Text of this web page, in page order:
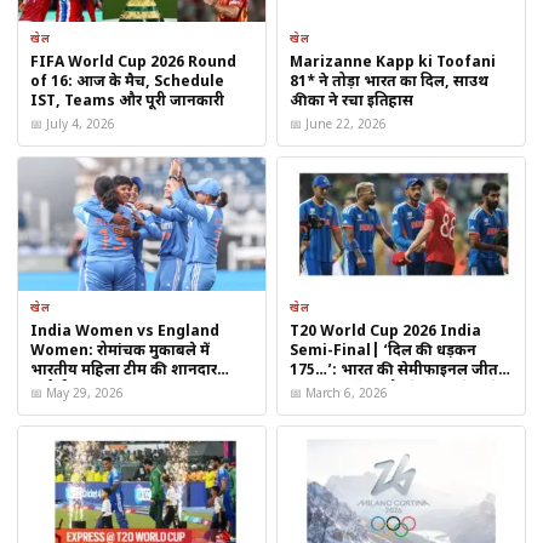
लेकिन क्रिकेट इतिहास गवाह है कि
T20 फॉर्मेट में किसी भी टीम को हल्के में लेना भारी पड़ सकता है।
विशेषज्ञों का कहना है कि:
नए और उभरते क्रिकेटिंग देशों के पास खोने को कुछ नहीं होता
वे बिना दबाव के आक्रामक खेल दिखाते हैं
यही चीज़ बड़ी टीमों के लिए खतरा बन जाती है
T20 वर्ल्ड कप में USA बन सकता है डार्क हॉर्स?
क्रिकेट एक्सपर्ट्स मानते हैं कि T20 World Cup 2026में अमेरिका एक
डार्क हॉर्सकी भूमिका निभा सकता है।
घरेलू परिस्थितियों का फायदा
नई क्रिकेट संस्कृति और प्रोफेशनल अप्रोच
खेल
FIFA World Cup 2026 Round
of 16: आज के मैच, Schedule
IST, Teams और पूरी जानकारी
📅 July 4, 2026
खेल
Marizanne Kapp ki Toofani
81* ने तोड़ा भारत का दिल, साउथ
अफ्रीका ने रचा इतिहास
📅 June 22, 2026
खेल
India Women vs England
Women: रोमांचक मुकाबले में
भारतीय महिला टीम की शानदार
चुनौती
📅 May 29, 2026
खेल
T20 World Cup 2026 India
Semi-Final| ‘दिल की धड़कन
175…’: भारत की सेमीफाइनल जीत
का टर्निंग पॉइंट और मैच पलटने वाले
ने बताया सबकुछ
📅 March 6, 2026